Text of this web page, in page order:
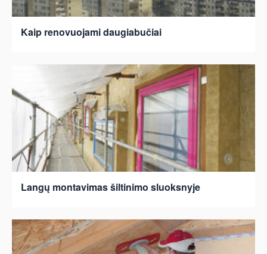
Kaip renovuojami daugiabučiai
Langų montavimas šiltinimo sluoksnyje